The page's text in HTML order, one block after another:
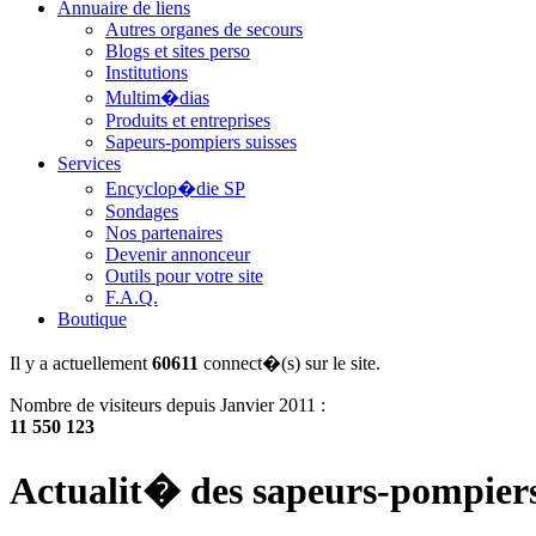
Annuaire de liens
Autres organes de secours
Blogs et sites perso
Institutions
Multim�dias
Produits et entreprises
Sapeurs-pompiers suisses
Services
Encyclop�die SP
Sondages
Nos partenaires
Devenir annonceur
Outils pour votre site
F.A.Q.
Boutique
Il y a actuellement 60611 connect�(s) sur le site.
Nombre de visiteurs depuis Janvier 2011 :
11 550 123
Actualit� des sapeurs-